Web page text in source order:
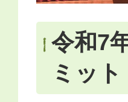
令和7
ミット